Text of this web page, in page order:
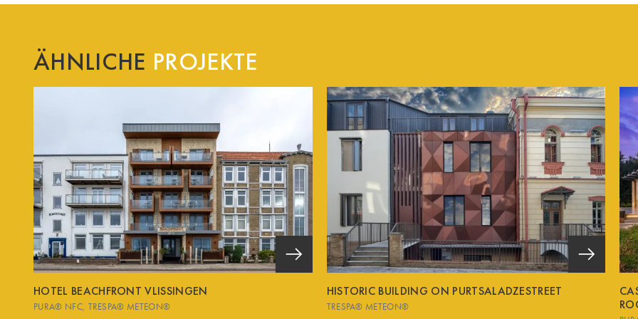
ÄHNLICHE PROJEKTE
HOTEL BEACHFRONT VLISSINGEN
PURA® NFC TRESPA® METEON®
HISTORIC BUILDING ON PURTSALADZESTREET
TRESPA® METEON®